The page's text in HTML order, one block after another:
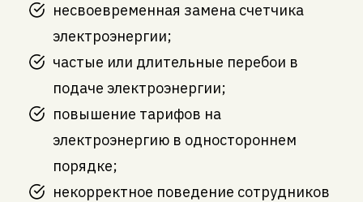
несвоевременная замена счетчика
электроэнергии;
частые или длительные перебои в
подаче электроэнергии;
повышение тарифов на
электроэнергию в одностороннем
порядке;
некорректное поведение сотрудников